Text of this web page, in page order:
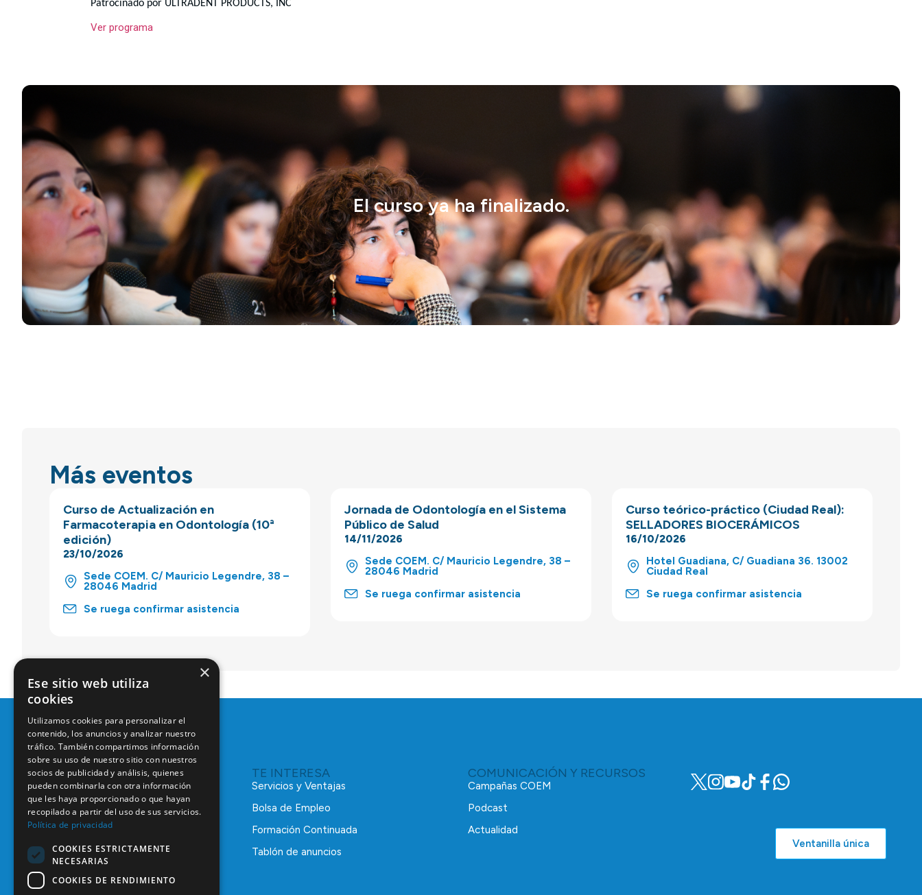
Patrocinado por ULTRADENT PRODUCTS, INC
Ver programa
El curso ya ha finalizado.
Más eventos
Curso de Actualización en
Farmacoterapia en Odontología (10ª
edición)
23/10/2026
Sede COEM. C/ Mauricio Legendre, 38 –
28046 Madrid
Se ruega confirmar asistencia
Jornada de Odontología en el Sistema
Público de Salud
14/11/2026
Sede COEM. C/ Mauricio Legendre, 38 –
28046 Madrid
Se ruega confirmar asistencia
Curso teórico-práctico (Ciudad Real):
SELLADORES BIOCERÁMICOS
16/10/2026
Hotel Guadiana, C/ Guadiana 36. 13002
Ciudad Real
Se ruega confirmar asistencia
C/ Mauricio Legendre, 38
28046 Madrid
TE INTERESA
Servicios y Ventajas
Bolsa de Empleo
Formación Continuada
Tablón de anuncios
COMUNICACIÓN Y RECURSOS
Campañas COEM
Podcast
Actualidad
Ventanilla única
×
Ese sitio web utiliza
cookies
Utilizamos cookies para personalizar el
contenido, los anuncios y analizar nuestro
tráfico. También compartimos información
sobre su uso de nuestro sitio con nuestros
socios de publicidad y análisis, quienes
pueden combinarla con otra información
que les haya proporcionado o que hayan
recopilado a partir del uso de sus servicios.
Política de privacidad
COOKIES ESTRICTAMENTE
NECESARIAS
COOKIES DE RENDIMIENTO